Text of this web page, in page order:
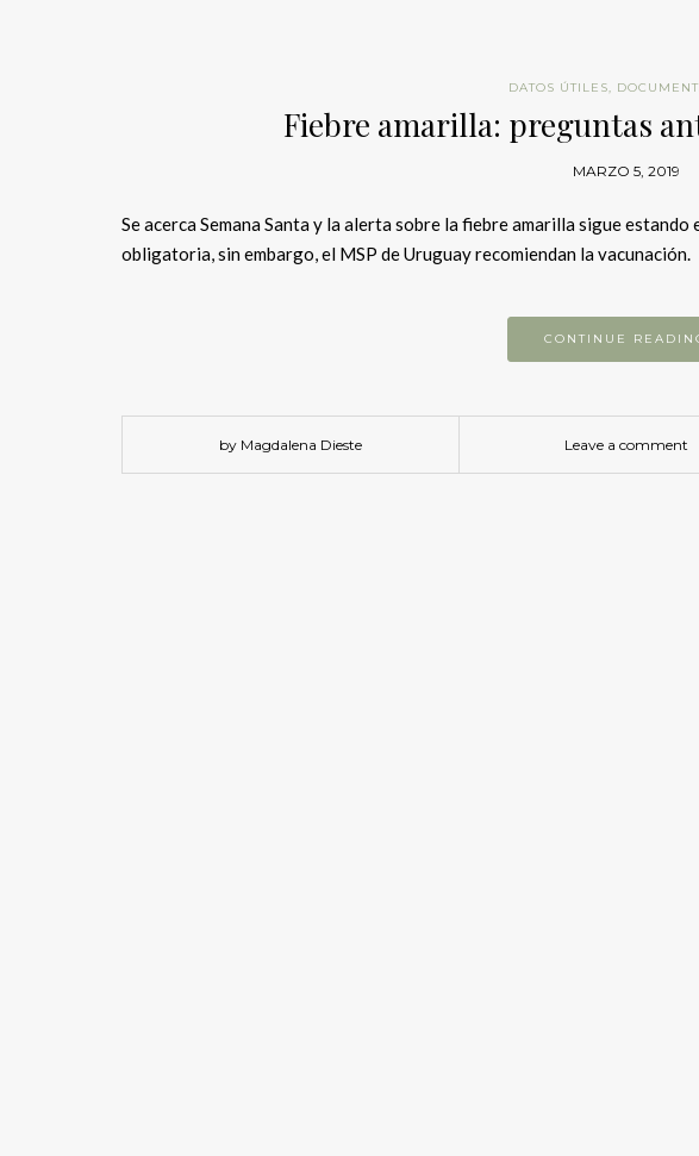
DATOS ÚTILES,
Fiebre amarilla: preguntas
MARZO 5, 2019
Se acerca Semana Santa y la alerta sobre la fiebre amarilla sigue
obligatoria, sin embargo, el MSP de Uruguay recomiendan la vacunación.
CONTINUE
by Magdalena Dieste Leave a comment